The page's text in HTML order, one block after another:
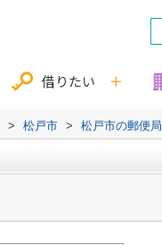
借りたい
> 松戸市 > 松戸市の郵便局